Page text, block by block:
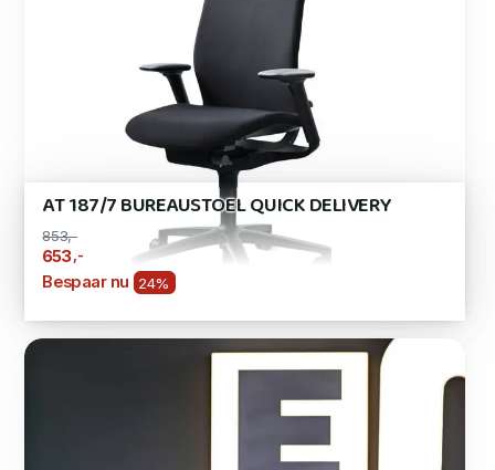
AT 187/7 BUREAUSTOEL QUICK DELIVERY
853,-
653 ,-
Bespaar nu 24%